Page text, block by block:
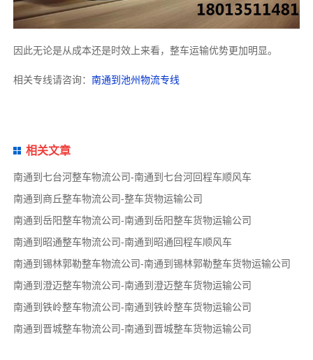
因此无论是从成本还是时效上来看，整车运输优势更加明显。
相关专线请咨询： 南通到池州物流专线
相关文章
南通到七台河整车物流公司-南通到七台河回程车顺风车
南通到商丘整车物流公司-整车货物运输公司
南通到岳阳整车物流公司-南通到岳阳整车货物运输公司
南通到昭通整车物流公司-南通到昭通回程车顺风车
南通到锡林郭勒整车物流公司-南通到锡林郭勒整车货物运输公司
南通到澄迈整车物流公司-南通到澄迈整车货物运输公司
南通到铁岭整车物流公司-南通到铁岭整车货物运输公司
南通到晋城整车物流公司-南通到晋城整车货物运输公司